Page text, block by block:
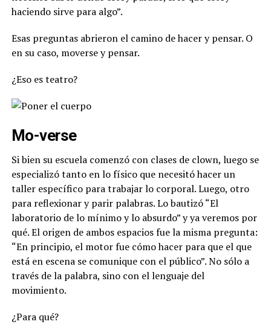
haciendo sirve para algo”.
Esas preguntas abrieron el camino de hacer y pensar. O
en su caso, moverse y pensar.
¿Eso es teatro?
Mo-verse
Si bien su escuela comenzó con clases de clown, luego se
especializó tanto en lo físico que necesitó hacer un
taller específico para trabajar lo corporal. Luego, otro
para reflexionar y parir palabras. Lo bautizó “El
laboratorio de lo mínimo y lo absurdo” y ya veremos por
qué. El origen de ambos espacios fue la misma pregunta:
“En principio, el motor fue cómo hacer para que el que
está en escena se comunique con el público”. No sólo a
través de la palabra, sino con el lenguaje del
movimiento.
¿Para qué?